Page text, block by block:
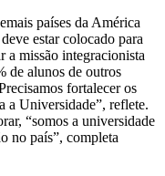
países da América
estar colocado para
a missão integracionista
de alunos de outros
fortalecer os
a Universidade”, reflete.
“somos a universidade
no país”, completa